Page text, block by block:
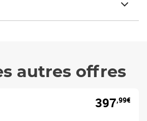
autres offres
397,99€